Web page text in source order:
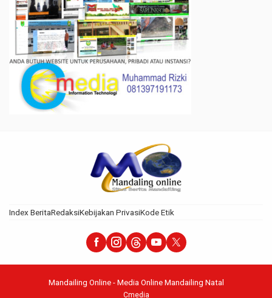
Index BeritaRedaksiKebijakan PrivasiKode Etik
Mandailing Online - Media Online Mandailing Natal
Cmedia